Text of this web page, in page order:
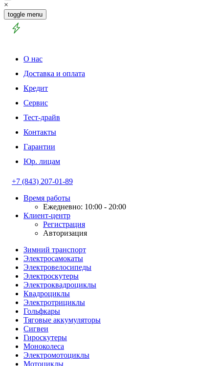
×
toggle menu
О нас
Доставка и оплата
Кредит
Сервис
Тест-драйв
Контакты
Гарантии
Юр. лицам
+7 (843) 207-01-89
Время работы
Ежедневно: 10:00 - 20:00
Клиент-центр
Регистрация
Авторизация
Зимний транспорт
Электросамокаты
Электровелосипеды
Электроскутеры
Электроквадроциклы
Квадроциклы
Электротрициклы
Гольфкары
Тяговые аккумуляторы
Сигвеи
Гироскутеры
Моноколеса
Электромотоциклы
Мотоциклы